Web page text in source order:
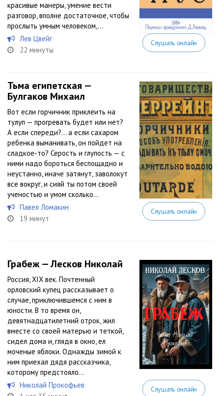
красивые манеры, умение вести
разговор, вполне достаточное, чтобы
прослыть умным человеком,...
Лев Цвейг
22 минуты
Слушать онлайн
Тьма египетская —
Булгаков Михаил
Вот если горчичник приклеить на
тулуп — прогревать будет или нет?
А если спереди?… а если сахаром
ребенка выманивать, он пойдет на
сладкое-то? Серость и глупость — с
ними надо бороться беспощадно и
неустанно, иначе затянут, заволокут
все вокруг, и сияй ты потом своей
ученостью и умом сколько...
Павел Ломакин
19 минут
Слушать онлайн
Грабеж — Лесков Николай
Россия, XIX век. Почтенный
орловский купец рассказывает о
случае, приключившемся с ним в
юности. В то время он,
девятнадцатилетний отрок, жил
вместе со своей матерью и теткой,
сидел дома и, глядя в окно, ел
моченые яблоки. Однажды зимой к
ним приехал дядя рассказчика,
которому предстояло...
Николай Прокофьев
Слушать онлайн